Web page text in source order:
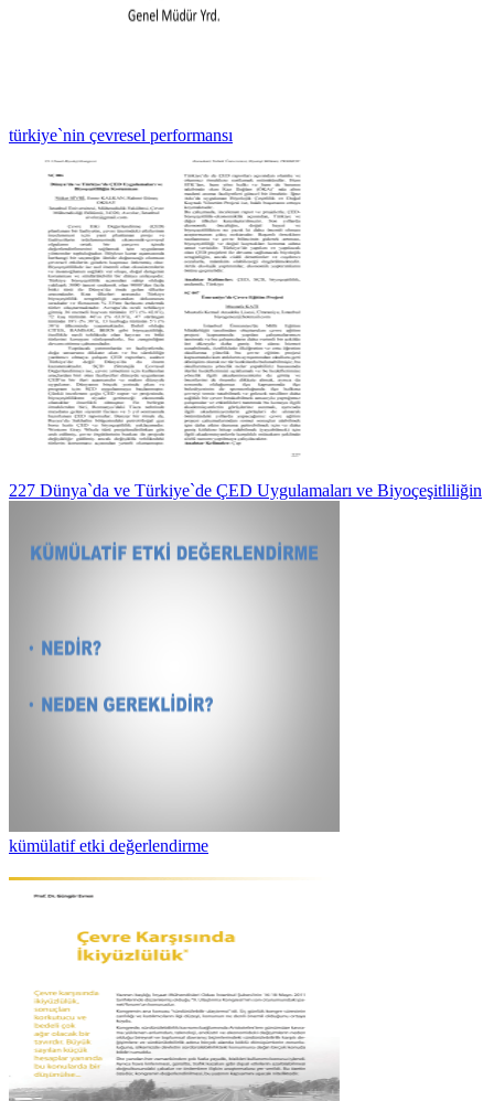
türkiye`nin çevresel performansı
227 Dünya`da ve Türkiye`de ÇED Uygulamaları ve Biyoçeşitliliğin
kümülatif etki değerlendirme